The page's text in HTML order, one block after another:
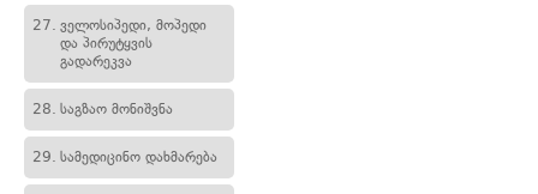
27. ველოსიპედი, მოპედი
და პირუტყვის
გადარეკვა
28. საგზაო მონიშვნა
29. სამედიცინო დახმარება